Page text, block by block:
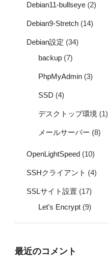
Debian11-bullseye (2)
Debian9-Stretch (14)
Debian設定 (34)
backup (7)
PhpMyAdmin (3)
SSD (4)
デスクトップ環境 (1)
メールサーバー (8)
OpenLightSpeed (10)
SSHクライアント (4)
SSLサイト設置 (17)
Let's Encrypt (9)
最近のコメント